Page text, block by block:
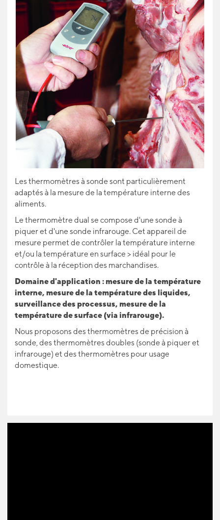
Les thermomètres à sonde sont particulièrement
adaptés à la mesure de la température interne des
aliments.
Le thermomètre dual se compose d'une sonde à
piquer et d'une sonde infrarouge. Cet appareil de
mesure permet de contrôler la température interne
et/ou la température en surface > idéal pour le
contrôle à la réception des marchandises.
Domaine d'application : mesure de la température
interne, mesure de la température des liquides,
surveillance des processus, mesure de la
température de surface (via infrarouge).
Nous proposons des thermomètres de précision à
sonde, des thermomètres doubles (sonde à piquer et
infrarouge) et des thermomètres pour usage
domestique.